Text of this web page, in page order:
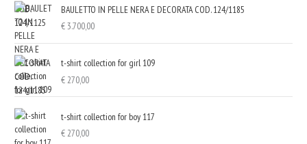
BAULETTO IN PELLE NERA E DECORATA COD. 124/1185
€3.700,00
t-shirt collection for girl 109
€270,00
t-shirt collection for boy 117
€270,00